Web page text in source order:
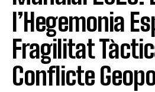
l’Hegemonia
Fragilitat
Conflicte